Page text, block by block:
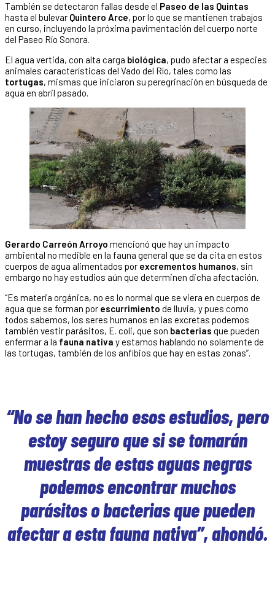
También se detectaron fallas desde el Paseo de las Quintas
hasta el bulevar Quintero Arce, por lo que se mantienen trabajos
en curso, incluyendo la próxima pavimentación del cuerpo norte
del Paseo Río Sonora.
El agua vertida, con alta carga biológica, pudo afectar a especies
animales características del Vado del Río, tales como las
tortugas, mismas que iniciaron su peregrinación en búsqueda de
agua en abril pasado.
Gerardo Carreón Arroyo mencionó que hay un impacto
ambiental no medible en la fauna general que se da cita en estos
cuerpos de agua alimentados por excrementos humanos, sin
embargo no hay estudios aún que determinen dicha afectación.
“Es materia orgánica, no es lo normal que se viera en cuerpos de
agua que se forman por escurrimiento de lluvia, y pues como
todos sabemos, los seres humanos en las excretas podemos
también vestir parásitos, E. coli, que son bacterias que pueden
enfermar a la fauna nativa y estamos hablando no solamente de
las tortugas, también de los anfibios que hay en estas zonas”.
“No se han hecho esos estudios, pero
estoy seguro que si se tomarán
muestras de estas aguas negras
podemos encontrar muchos
parásitos o bacterias que pueden
afectar a esta fauna nativa”, ahondó.